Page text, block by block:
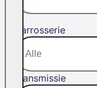
Carrosserie
Transmissie